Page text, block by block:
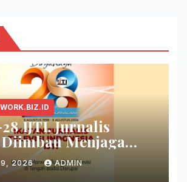
IJTI, Jurnalis
Menjaga
Tengah Badai
9, 2026 ADMIN